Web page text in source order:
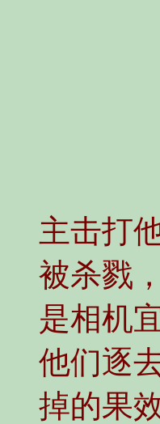
主击打
被杀戮
是相机
他们逐
掉的果